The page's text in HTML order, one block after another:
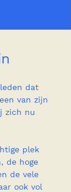
dat
van zijn
zich nu
plek
de hoge
de vele
ook vol